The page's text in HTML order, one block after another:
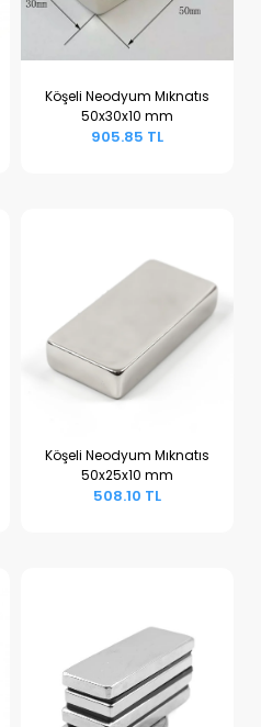
Sepete Ekle
Köşeli Neodyum Mıknatıs
50x30x10 mm
905.85 TL
Sepete Ekle
Köşeli Neodyum Mıknatıs
50x25x10 mm
508.10 TL